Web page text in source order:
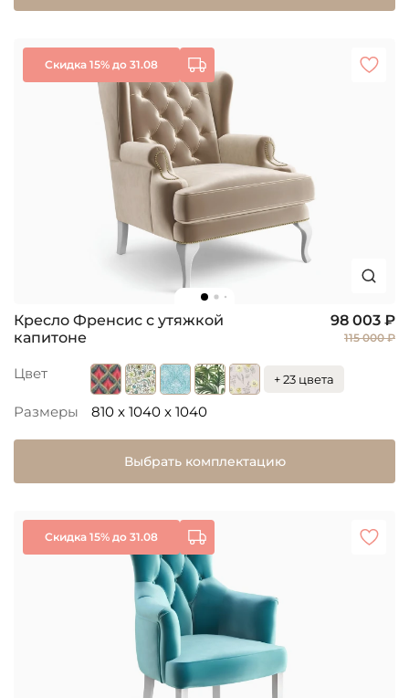
Скидка 15% до 31.08
Кресло Френсис с утяжкой
капитоне
98 003 ₽
115 000 ₽
Цвет + 23 цвета
Размеры 810 x 1040 x 1040
Выбрать комплектацию
Скидка 15% до 31.08